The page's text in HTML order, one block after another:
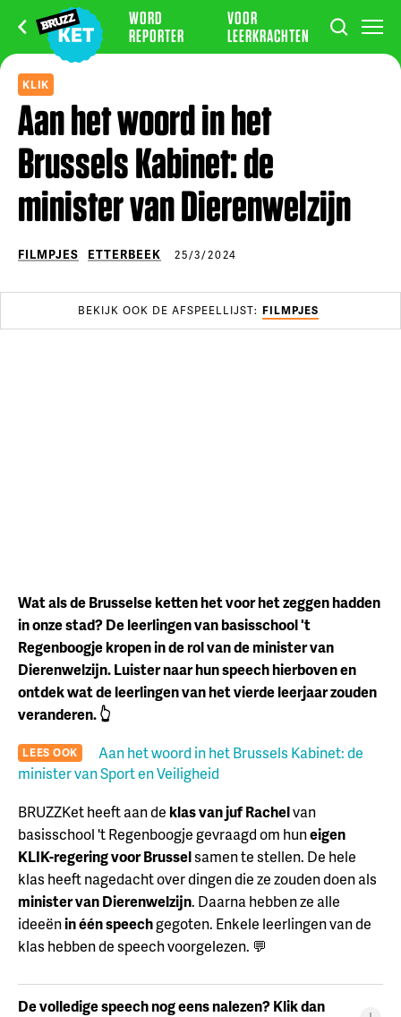
WORD
REPORTER
VOOR
LEERKRACHTEN
KLIK
Aan het woord in het
Brussels Kabinet: de
minister van Dierenwelzijn
FILMPJES ETTERBEEK 25/3/2024
BEKIJK OOK DE AFSPEELLIJST: FILMPJES
Wat als de Brusselse ketten het voor het zeggen hadden
in onze stad? De leerlingen van basisschool 't
Regenboogje kropen in de rol van de minister van
Dierenwelzijn. Luister naar hun speech hierboven en
ontdek wat de leerlingen van het vierde leerjaar zouden
veranderen. 👆
LEES OOK
Aan het woord in het Brussels Kabinet: de
minister van Sport en Veiligheid
BRUZZKet heeft aan de klas van juf Rachelvan
basisschool 't Regenboogje gevraagd om huneigen
KLIK-regering voor Brusselsamen te stellen. De hele
klas heeft nagedacht over dingen die ze zouden doen als
minister van Dierenwelzijn. Daarna hebben ze alle
ideeënin één speechgegoten. Enkele leerlingen van de
klas hebben de speech voorgelezen. 💬
De volledige speech nog eens nalezen? Klik dan